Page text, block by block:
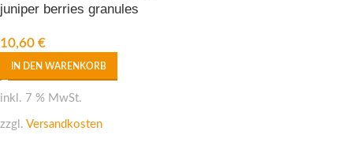
juniper berries granules
10,60 €
IN DEN WARENKORB
inkl. 7 % MwSt.
zzgl. Versandkosten